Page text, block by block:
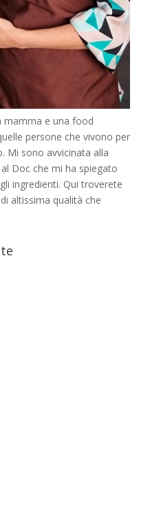
mamma e una food
persone che vivono per
Mi sono avvicinata alla
Doc che mi ha spiegato
ingredienti. Qui troverete
altissima qualità che